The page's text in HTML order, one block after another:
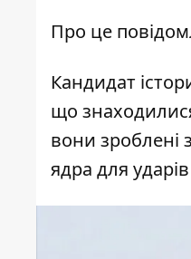
Про це
Кандидат
що
вони зроблені
ядра для